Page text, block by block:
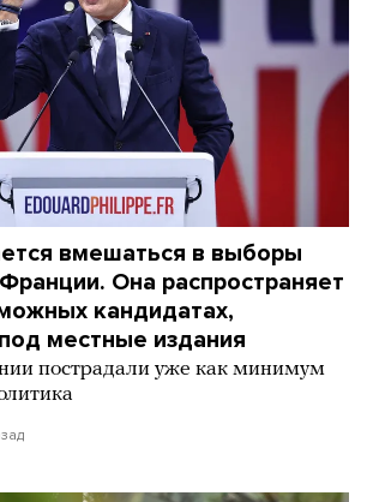
вмешаться в выборы
Она распространяет
кандидатах,
местные издания
пострадали уже как минимум